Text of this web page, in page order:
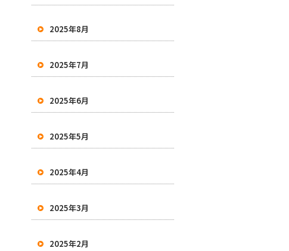
2025年8月
2025年7月
2025年6月
2025年5月
2025年4月
2025年3月
2025年2月